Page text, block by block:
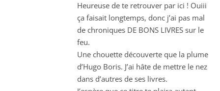
Heureuse de te retrouver par ici ! Ouiii
ça faisait longtemps, donc j’ai pas mal
de chroniques DE BONS LIVRES sur le
feu.
Une chouette découverte que la plume
d’Hugo Boris. J’ai hâte de mettre le nez
dans d’autres de ses livres.